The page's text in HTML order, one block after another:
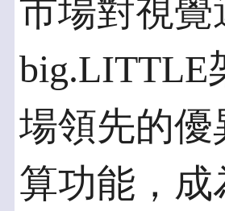
市場對視
big.LITTLE
場領先的優
算功能，